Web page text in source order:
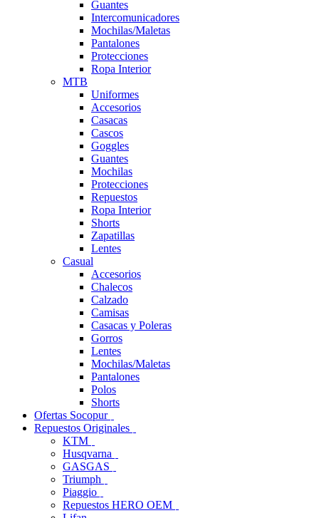
Guantes
Intercomunicadores
Mochilas/Maletas
Pantalones
Protecciones
Ropa Interior
MTB
Uniformes
Accesorios
Casacas
Cascos
Goggles
Guantes
Mochilas
Protecciones
Repuestos
Ropa Interior
Shorts
Zapatillas
Lentes
Casual
Accesorios
Chalecos
Calzado
Camisas
Casacas y Poleras
Gorros
Lentes
Mochilas/Maletas
Pantalones
Polos
Shorts
Ofertas Socopur
Repuestos Originales
KTM
Husqvarna
GASGAS
Triumph
Piaggio
Repuestos HERO OEM